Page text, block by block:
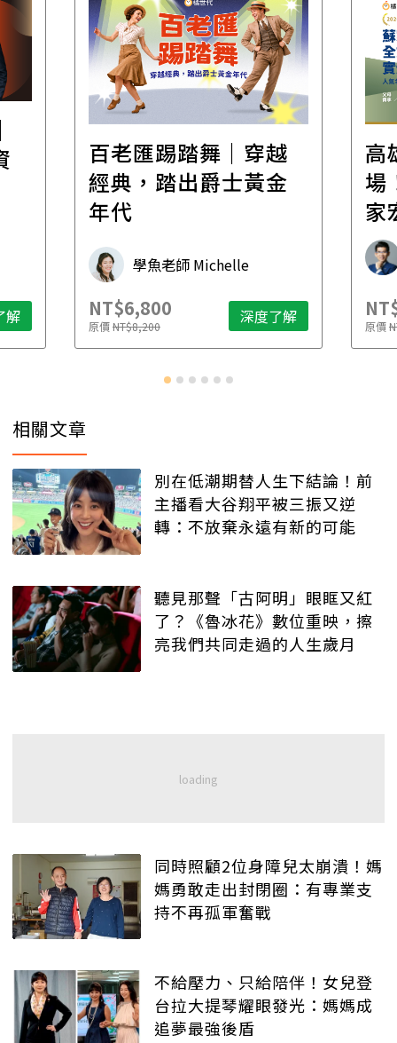
解
百老匯踢踏舞｜穿越
經典，踏出爵士黃金
年代
學魚老師 Michelle
NT$6,800
原價NT$8,200 深度了解
高
場
家
承
原價
相關文章
別在低潮期替人生下結論！前
主播看大谷翔平被三振又逆
轉：不放棄永遠有新的可能
聽見那聲「古阿明」眼眶又紅
了？《魯冰花》數位重映，擦
亮我們共同走過的人生歲月
同時照顧2位身障兒太崩潰！媽
媽勇敢走出封閉圈：有專業支
持不再孤軍奮戰
不給壓力、只給陪伴！女兒登
台拉大提琴耀眼發光：媽媽成
追夢最強後盾